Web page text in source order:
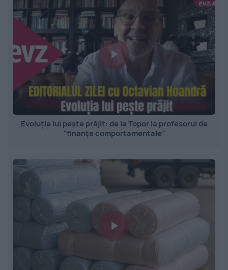
Evoluția lui pește prăjit: de la Topor la profesorul de
”finanțe comportamentale”